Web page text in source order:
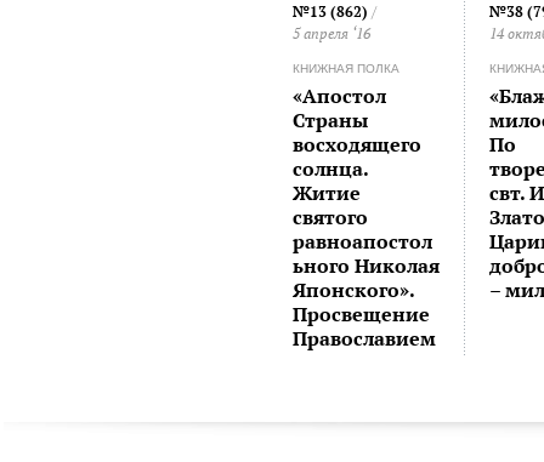
№13 (862) /
5 апреля ‘16
КНИЖНАЯ ПОЛКА
«Апостол
Страны
восходящего
солнца.
Житие
святого
равноапостол
ьного Николая
Японского».
Просвещение
Православием
№38
14
По
свт.
–